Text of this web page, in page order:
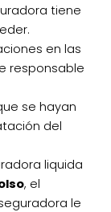
tiene
en las
responsable
se hayan
del
liquida
, el
le